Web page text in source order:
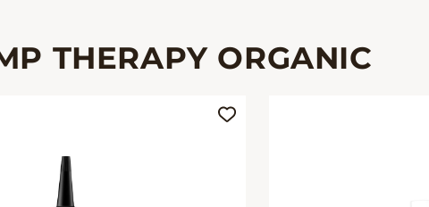
ORGANIC